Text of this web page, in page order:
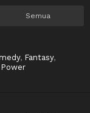
Semua
, Fantasy,